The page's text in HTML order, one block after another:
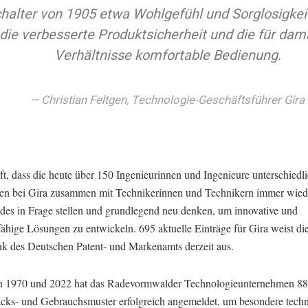
von 1905 etwa Wohlgefühl und
die verbesserte Produktsicherheit und die für
Verhältnisse komfortable Bedienung.
Christian Feltgen, Technologie-Geschäftsführer Gira
dass die heute über 150 Ingenieurinnen und Ingenieure
bei Gira zusammen mit Technikerinnen und Technikern immer
in Frage stellen und grundlegend neu denken, um innovative und
Lösungen zu entwickeln. 695 aktuelle Einträge für Gira weist
des Deutschen Patent- und Markenamts derzeit aus.
1970 und 2022 hat das Radevormwalder Technologieunternehmen
und Gebrauchsmuster erfolgreich angemeldet, um besondere